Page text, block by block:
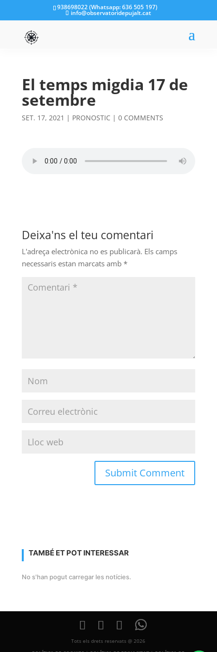
938698022 (Whatsapp: 636 505 197)
info@observatoridepujalt.cat
El temps migdia 17 de
setembre
SET. 17, 2021 | PRONOSTIC | 0 COMMENTS
Deixa'ns el teu comentari
L'adreça electrònica no es publicarà. Els camps
necessaris estan marcats amb *
TAMBÉ ET POT INTERESSAR
No s'han pogut carregar les notícies.
Tots els drets reservats @ 2026